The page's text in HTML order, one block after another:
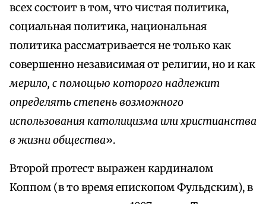
всех состоит в том, что чистая политика,
социальная политика, национальная
политика рассматривается не только как
совершенно независимая от религии, но и как
мерило, с помощью которого надлежит
определять степень возможного
использования католицизма или христианства
в жизни общества».
Второй протест выражен кардиналом
Коппом (в то время епископом Фульдским), в